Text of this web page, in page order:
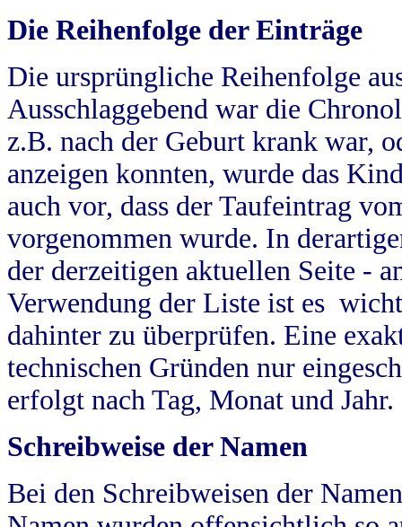
Die Reihenfolge der Einträge
Die ursprüngliche Reihenfolge
Ausschlaggebend war die
z.B. nach der Geburt krank war,
anzeigen konnten, wurde das
auch vor, dass der Taufeintrag
vorgenommen wurde. In
der derzeitigen aktuellen Seite -
Verwendung der Liste ist es
dahinter zu überprüfen. Eine
technischen Gründen nur
erfolgt nach Tag, Monat und Jahr.
Schreibweise der Namen
Bei den Schreibweisen der